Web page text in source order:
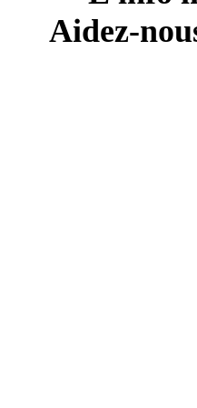
Aidez-